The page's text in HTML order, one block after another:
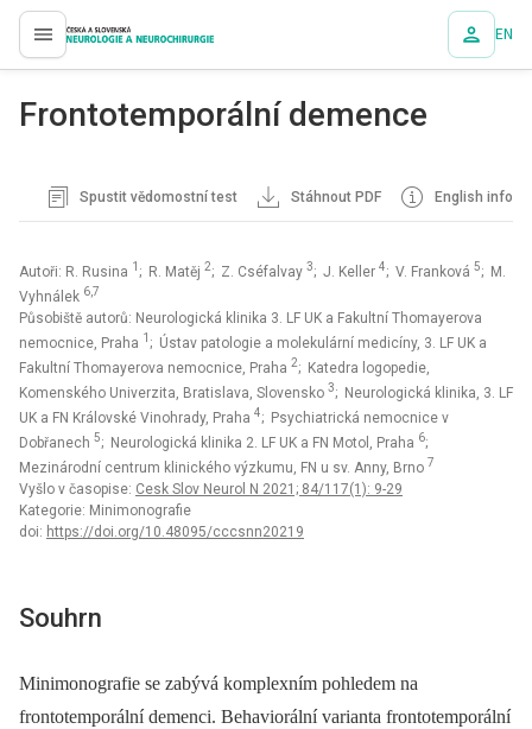
proLékaře.cz EN
Frontotemporální demence
Spustit vědomostní test Stáhnout PDF English info
Autoři: R. Rusina 1 ; R. Matěj 2; Z. Cséfalvay 3; J. Keller 4; V. Franková 5; M.
Vyhnálek 6,7
Působiště autorů: Neurologická klinika 3. LF UK a Fakultní Thomayerova
nemocnice, Praha 1 ; Ústav patologie a molekulární medicíny, 3. LF UK a
Fakultní Thomayerova nemocnice, Praha 2; Katedra logopedie,
Komenského Univerzita, Bratislava, Slovensko 3; Neurologická klinika, 3. LF
UK a FN Královské Vinohrady, Praha 4; Psychiatrická nemocnice v
Dobřanech 5; Neurologická klinika 2. LF UK a FN Motol, Praha 6;
Mezinárodní centrum klinického výzkumu, FN u sv. Anny, Brno 7
Vyšlo v časopise: Cesk Slov Neurol N 2021; 84/117(1): 9-29
Kategorie: Minimonografie
doi: https://doi.org/10.48095/cccsnn20219
Souhrn
Minimonografie se zabývá komplexním pohledem na
frontotemporální demenci. Behaviorální varianta frontotemporální